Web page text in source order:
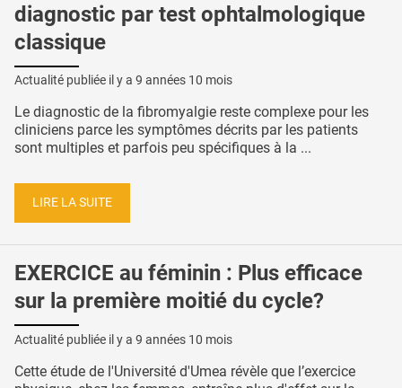
diagnostic par test ophtalmologique
classique
Actualité publiée il y a 9 années 10 mois
Le diagnostic de la fibromyalgie reste complexe pour les
cliniciens parce les symptômes décrits par les patients
sont multiples et parfois peu spécifiques à la ...
LIRE LA SUITE
EXERCICE au féminin : Plus efficace
sur la première moitié du cycle?
Actualité publiée il y a 9 années 10 mois
Cette étude de l'Université d'Umea révèle que l’exercice